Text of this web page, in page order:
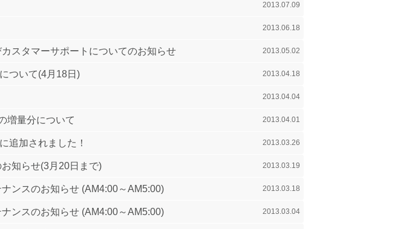
2013.07.09
2013.06.18
スタマーサポートについてのお知らせ 2013.05.02
ついて(4月18日) 2013.04.18
2013.04.04
増量分について 2013.04.01
追加されました！ 2013.03.26
知らせ(3月20日まで) 2013.03.19
ンスのお知らせ (AM4:00～AM5:00) 2013.03.18
ンスのお知らせ (AM4:00～AM5:00) 2013.03.04